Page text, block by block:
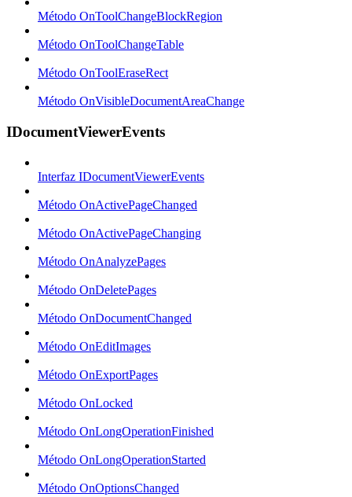
Método OnToolChangeBlockRegion
Método OnToolChangeTable
Método OnToolEraseRect
Método OnVisibleDocumentAreaChange
IDocumentViewerEvents
Interfaz IDocumentViewerEvents
Método OnActivePageChanged
Método OnActivePageChanging
Método OnAnalyzePages
Método OnDeletePages
Método OnDocumentChanged
Método OnEditImages
Método OnExportPages
Método OnLocked
Método OnLongOperationFinished
Método OnLongOperationStarted
Método OnOptionsChanged